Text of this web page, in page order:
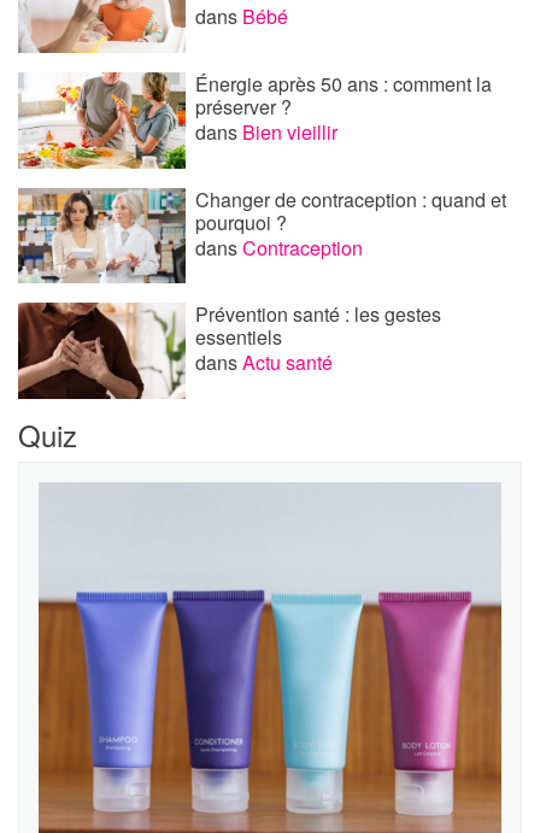
dans Bébé
Énergie après 50 ans : comment la
préserver ?
dans Bien vieillir
Changer de contraception : quand et
pourquoi ?
dansContraception
Prévention santé : les gestes
essentiels
dansActu santé
Quiz